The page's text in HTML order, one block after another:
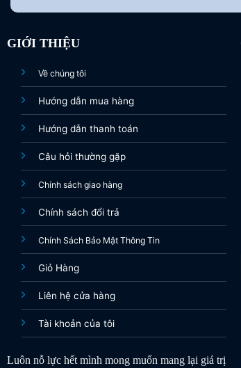
GIỚI THIỆU
Về chúng tôi
Hướng dẫn mua hàng
Hướng dẫn thanh toán
Câu hỏi thường gặp
Chính sách giao hàng
Chính sách đổi trả
Chính Sách Bảo Mật Thông Tin
Giỏ Hàng
Liên hệ cửa hàng
Tài khoản của tôi
Luôn nỗ lực hết mình mong muốn mang lại giá trị